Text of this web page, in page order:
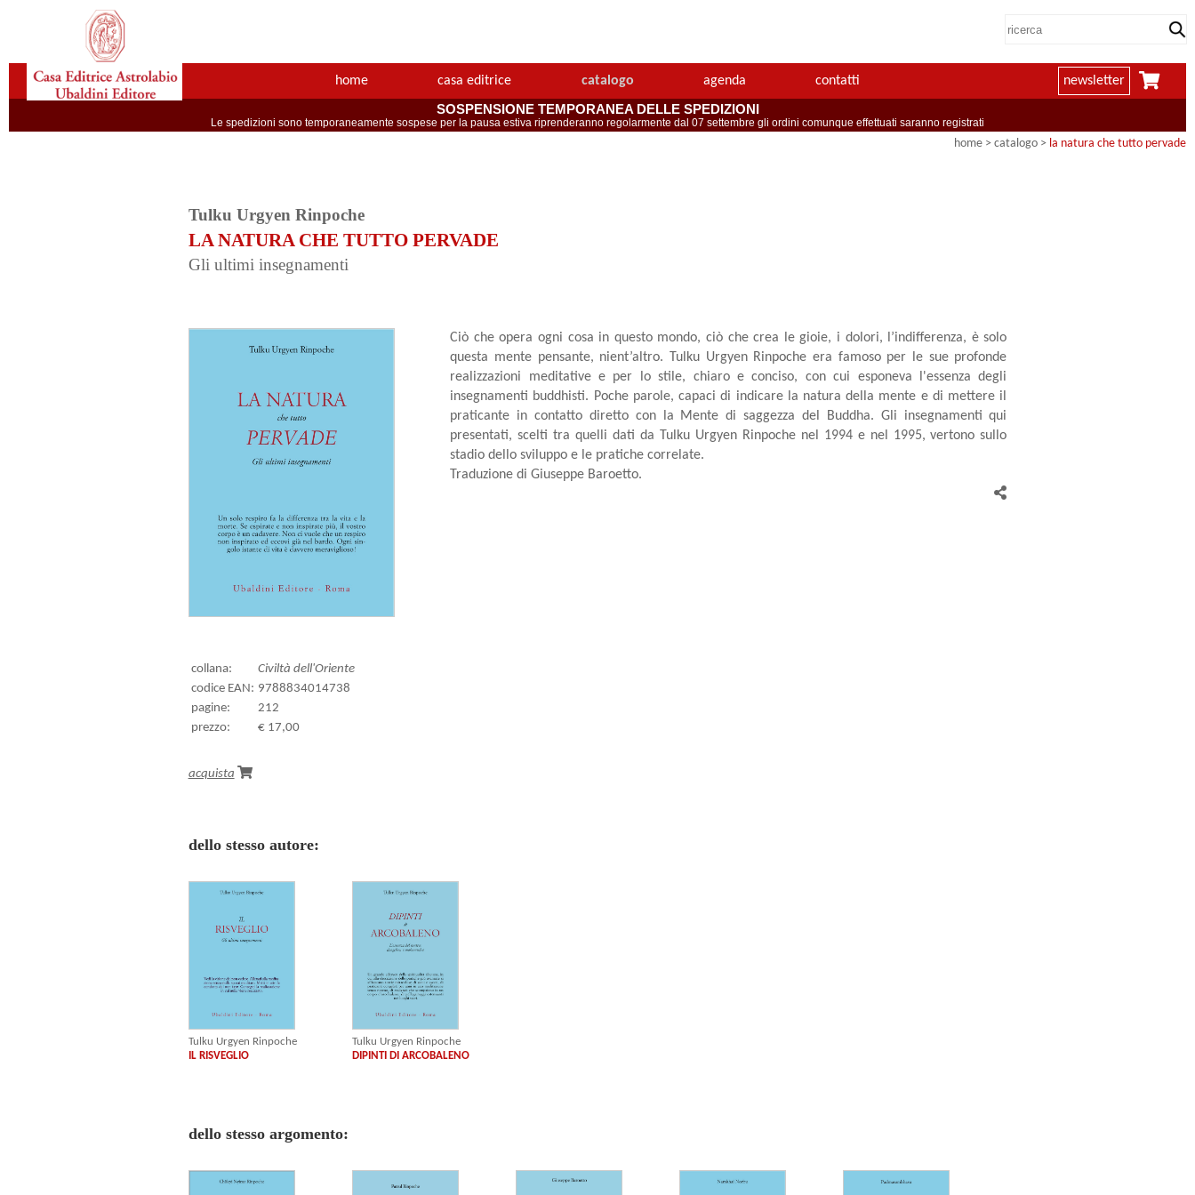
home casa editrice catalogo agenda contatti newsletter
SOSPENSIONE TEMPORANEA DELLE SPEDIZIONI
Le spedizioni sono temporaneamente sospese per la pausa estiva riprenderanno regolarmente dal 07 settembre gli ordini comunque effettuati saranno registrati
home > catalogo > la natura che tutto pervade
Tulku Urgyen Rinpoche
LA NATURA CHE TUTTO PERVADE
Gli ultimi insegnamenti
Ciò che opera ogni cosa in questo mondo, ciò che crea le gioie, i dolori, l’indifferenza, è solo
questa mente pensante, nient’altro. Tulku Urgyen Rinpoche era famoso per le sue profonde
realizzazioni meditative e per lo stile, chiaro e conciso, con cui esponeva l'essenza degli
insegnamenti buddhisti. Poche parole, capaci di indicare la natura della mente e di mettere il
praticante in contatto diretto con la Mente di saggezza del Buddha. Gli insegnamenti qui
presentati, scelti tra quelli dati da Tulku Urgyen Rinpoche nel 1994 e nel 1995, vertono sullo
stadio dello sviluppo e le pratiche correlate.
Traduzione di Giuseppe Baroetto.
collana:
Civiltà dell'Oriente
codice EAN: 9788834014738
pagine:
212
prezzo:
€ 17,00
acquista
dello stesso autore:
Tulku Urgyen Rinpoche
IL RISVEGLIO
Tulku Urgyen Rinpoche
DIPINTI DI ARCOBALENO
dello stesso argomento: